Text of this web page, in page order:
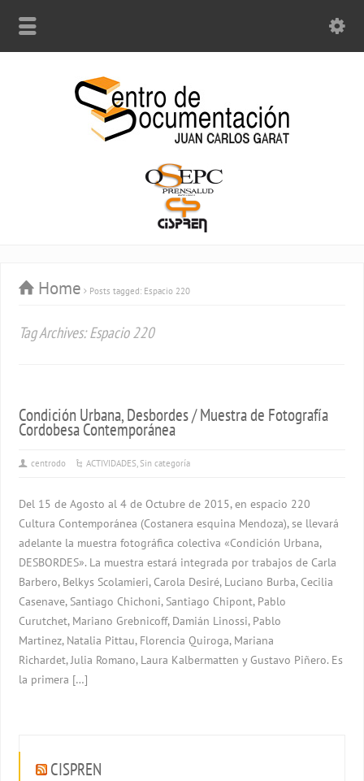
Home Posts tagged: Espacio 220
Tag Archives: Espacio 220
Condición Urbana, Desbordes / Muestra de Fotografía
Cordobesa Contemporánea
centrodo ACTIVIDADES,Sin categoría
Del 15 de Agosto al 4 de Octubre de 2015, en espacio 220
Cultura Contemporánea (Costanera esquina Mendoza), se llevará
adelante la muestra fotográfica colectiva «Condición Urbana,
DESBORDES». La muestra estará integrada por trabajos de Carla
Barbero, Belkys Scolamieri, Carola Desiré, Luciano Burba, Cecilia
Casenave, Santiago Chichoni, Santiago Chipont, Pablo
Curutchet, Mariano Grebnicoff, Damián Linossi, Pablo
Martinez, Natalia Pittau, Florencia Quiroga, Mariana
Richardet, Julia Romano, Laura Kalbermatten y Gustavo Piñero. Es
la primera […]
CISPREN